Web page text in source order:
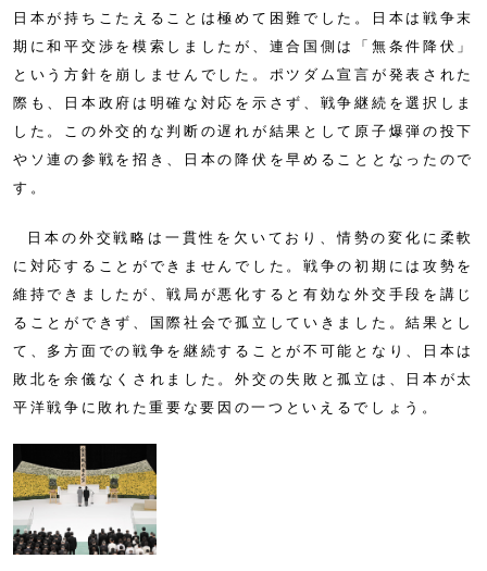
日本が持ちこたえることは極めて困難でした。日本は戦争末
期に和平交渉を模索しましたが、連合国側は「無条件降伏」
という方針を崩しませんでした。ポツダム宣言が発表された
際も、日本政府は明確な対応を示さず、戦争継続を選択しま
した。この外交的な判断の遅れが結果として原子爆弾の投下
やソ連の参戦を招き、日本の降伏を早めることとなったので
す。
日本の外交戦略は一貫性を欠いており、情勢の変化に柔軟
に対応することができませんでした。戦争の初期には攻勢を
維持できましたが、戦局が悪化すると有効な外交手段を講じ
ることができず、国際社会で孤立していきました。結果とし
て、多方面での戦争を継続することが不可能となり、日本は
敗北を余儀なくされました。外交の失敗と孤立は、日本が太
平洋戦争に敗れた重要な要因の一つといえるでしょう。